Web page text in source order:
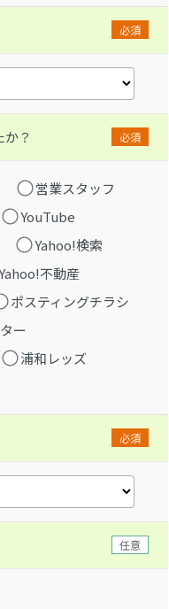
必須
？ 必須
営業スタッフ
YouTube
Yahoo!検索
不動産
ポスティングチラシ
ー
浦和レッズ
必須
任意